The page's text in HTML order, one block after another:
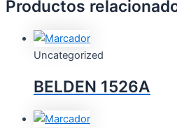
Productos
Uncategorized
BELDEN 1526A